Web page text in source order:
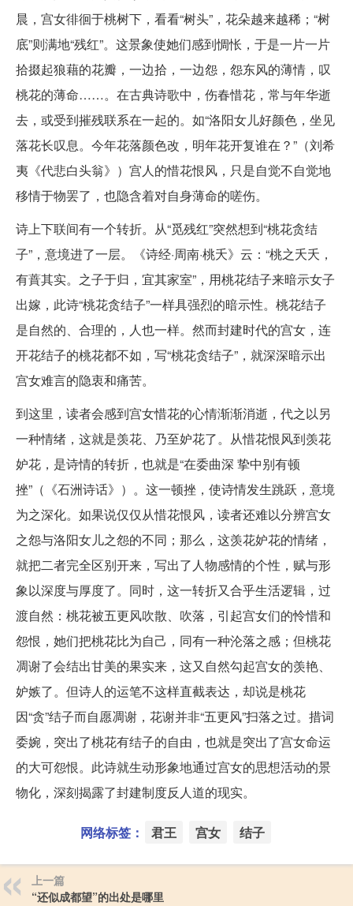
晨，宫女徘徊于桃树下，看看“树头”，花朵越来越稀；“树
底”则满地“残红”。这景象使她们感到惆怅，于是一片一片
拾掇起狼藉的花瓣，一边拾，一边怨，怨东风的薄情，叹
桃花的薄命……。在古典诗歌中，伤春惜花，常与年华逝
去，或受到摧残联系在一起的。如“洛阳女儿好颜色，坐见
落花长叹息。今年花落颜色改，明年花开复谁在？”（刘希
夷《代悲白头翁》）宫人的惜花恨风，只是自觉不自觉地
移情于物罢了，也隐含着对自身薄命的嗟伤。
诗上下联间有一个转折。从“觅残红”突然想到“桃花贪结
子”，意境进了一层。《诗经·周南·桃夭》云：“桃之夭夭，
有蕡其实。之子于归，宜其家室”，用桃花结子来暗示女子
出嫁，此诗“桃花贪结子”一样具强烈的暗示性。桃花结子
是自然的、合理的，人也一样。然而封建时代的宫女，连
开花结子的桃花都不如，写“桃花贪结子”，就深深暗示出
宫女难言的隐衷和痛苦。
到这里，读者会感到宫女惜花的心情渐渐消逝，代之以另
一种情绪，这就是羡花、乃至妒花了。从惜花恨风到羡花
妒花，是诗情的转折，也就是“在委曲深 挚中别有顿
挫”（《石洲诗话》）。这一顿挫，使诗情发生跳跃，意境
为之深化。如果说仅仅从惜花恨风，读者还难以分辨宫女
之怨与洛阳女儿之怨的不同；那么，这羡花妒花的情绪，
就把二者完全区别开来，写出了人物感情的个性，赋与形
象以深度与厚度了。同时，这一转折又合乎生活逻辑，过
渡自然：桃花被五更风吹散、吹落，引起宫女们的怜惜和
怨恨，她们把桃花比为自己，同有一种沦落之感；但桃花
凋谢了会结出甘美的果实来，这又自然勾起宫女的羡艳、
妒嫉了。但诗人的运笔不这样直截表达，却说是桃花
因“贪”结子而自愿凋谢，花谢并非“五更风”扫落之过。措词
委婉，突出了桃花有结子的自由，也就是突出了宫女命运
的大可怨恨。此诗就生动形象地通过宫女的思想活动的景
物化，深刻揭露了封建制度反人道的现实。
网络标签： 君王 宫女 结子
上一篇
“还似成都望”的出处是哪里